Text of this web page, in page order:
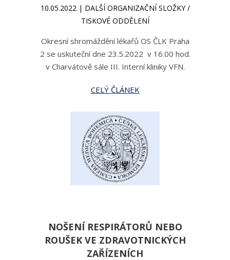
10.05.2022 | DALŠÍ ORGANIZAČNÍ SLOŽKY /
TISKOVÉ ODDĚLENÍ
Okresní shromáždění lékařů OS ČLK Praha
2 se uskuteční dne 23.5.2022 v 16.00 hod.
v Charvátově sále III. Interní kliniky VFN.
CELÝ ČLÁNEK
NOŠENÍ RESPIRÁTORŮ NEBO
ROUŠEK VE ZDRAVOTNICKÝCH
ZAŘÍZENÍCH